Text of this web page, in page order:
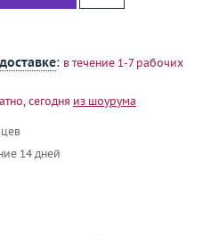
: в течение 1-7 рабочих
сегодня из шоурума
14 дней